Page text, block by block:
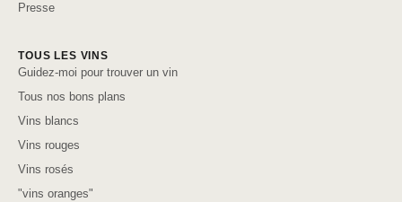
Presse
TOUS LES VINS
Guidez-moi pour trouver un vin
Tous nos bons plans
Vins blancs
Vins rouges
Vins rosés
"vins oranges"